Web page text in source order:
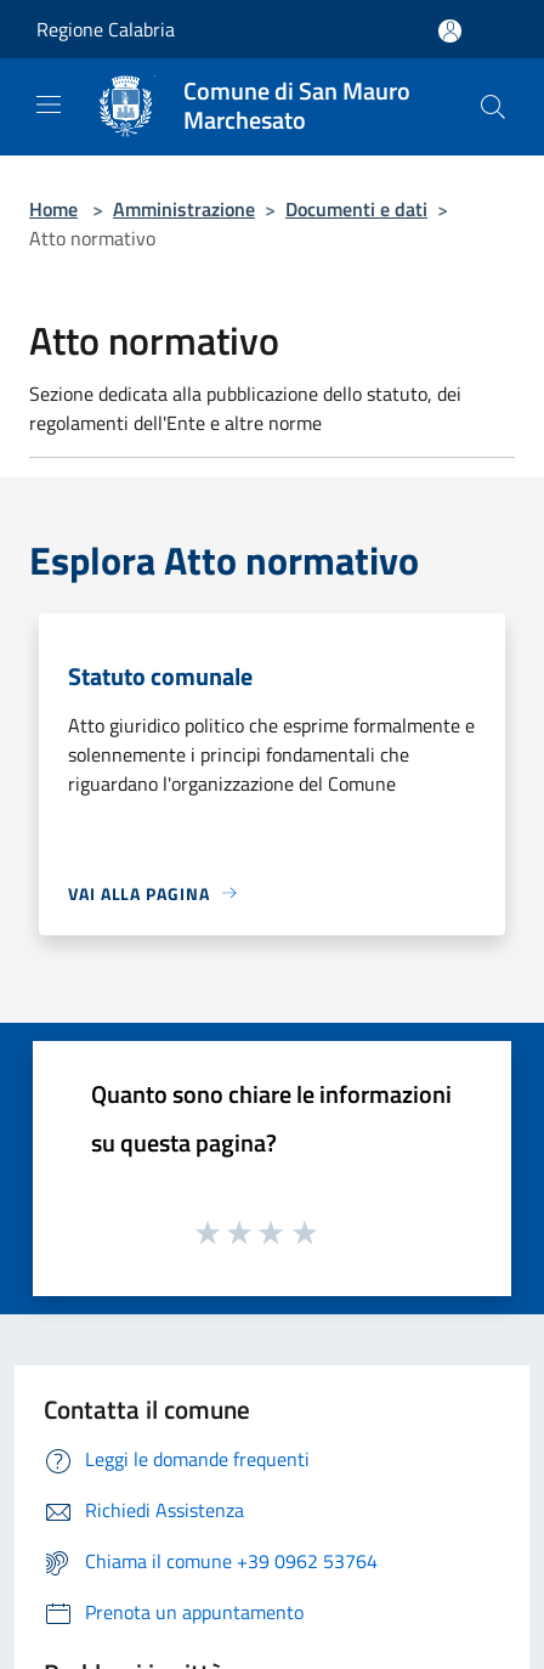
Regione Calabria
Comune di San Mauro
Marchesato
Home > Amministrazione > Documenti e dati >
Atto normativo
Atto normativo
Sezione dedicata alla pubblicazione dello statuto, dei
regolamenti dell'Ente e altre norme
Esplora Atto normativo
Statuto comunale
Atto giuridico politico che esprime formalmente e
solennemente i principi fondamentali che
riguardano l'organizzazione del Comune
VAI ALLA PAGINA
Quanto sono chiare le informazioni
su questa pagina?
Contatta il comune
Leggi le domande frequenti
Richiedi Assistenza
Chiama il comune +39 0962 53764
Prenota un appuntamento